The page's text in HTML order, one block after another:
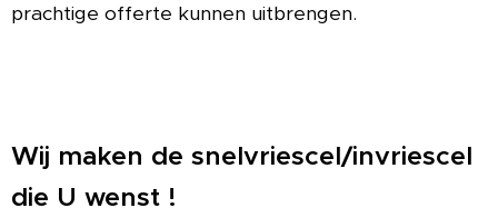
prachtige offerte kunnen uitbrengen.
Wij maken de snelvriescel/invriescel
die U wenst !